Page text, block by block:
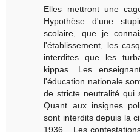
Elles mettront une
Hypothèse d'une
scolaire, que je
l'établissement, les
interdites que les
kippas. Les
l'éducation nationale
de stricte neutralité qui
Quant aux insignes
sont interdits depuis la
1936... Les